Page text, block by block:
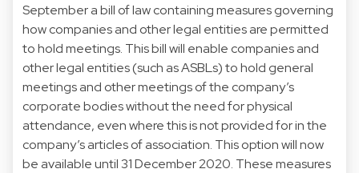
September a bill of law containing measures governing
how companies and other legal entities are permitted
to hold meetings. This bill will enable companies and
other legal entities (such as ASBLs) to hold general
meetings and other meetings of the company’s
corporate bodies without the need for physical
attendance, even where this is not provided for in the
company’s articles of association. This option will now
be available until 31 December 2020. These measures